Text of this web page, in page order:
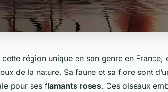
cette région unique en son genre en
de la nature. Sa faune et sa flore sont
pour ses flamants roses. Ces oiseaux